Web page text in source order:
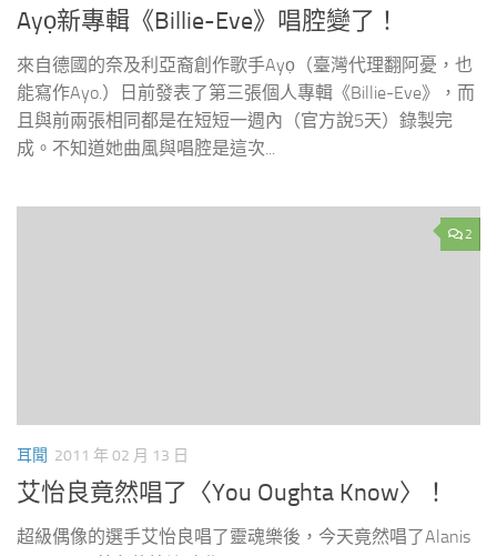
Ayọ新專輯《Billie-Eve》唱腔變了！
來自德國的奈及利亞裔創作歌手Ayọ（臺灣代理翻阿憂，也
能寫作Ayo.）日前發表了第三張個人專輯《Billie-Eve》，而
且與前兩張相同都是在短短一週內（官方說5天）錄製完
成。不知道她曲風與唱腔是這次...
2
耳聞 2011 年 02 月 13 日
艾怡良竟然唱了〈You Oughta Know〉！
超級偶像的選手艾怡良唱了靈魂樂後，今天竟然唱了Alanis